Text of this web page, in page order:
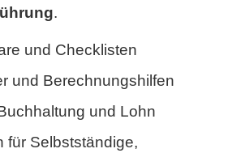
.
und Checklisten
und Berechnungshilfen
und Lohn
für Selbstständige,